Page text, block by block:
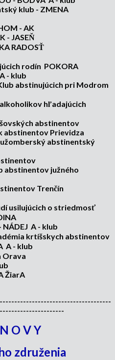
klub - ZMENA
- AK
- JASEŇ
RADOSŤ
rodín POKORA
- klub
abstinujúcich pri Modrom
alkoholikov hľadajúcich
abstinentov
abstinentov Prievidza
abstinentský
abstinentov južného
Trenčín
usilujúcich o striedmosť
NÁDEJ A - klub
krtíšskych abstinentov
A - klub
Orava
ŽiarA
O V Y
združenia